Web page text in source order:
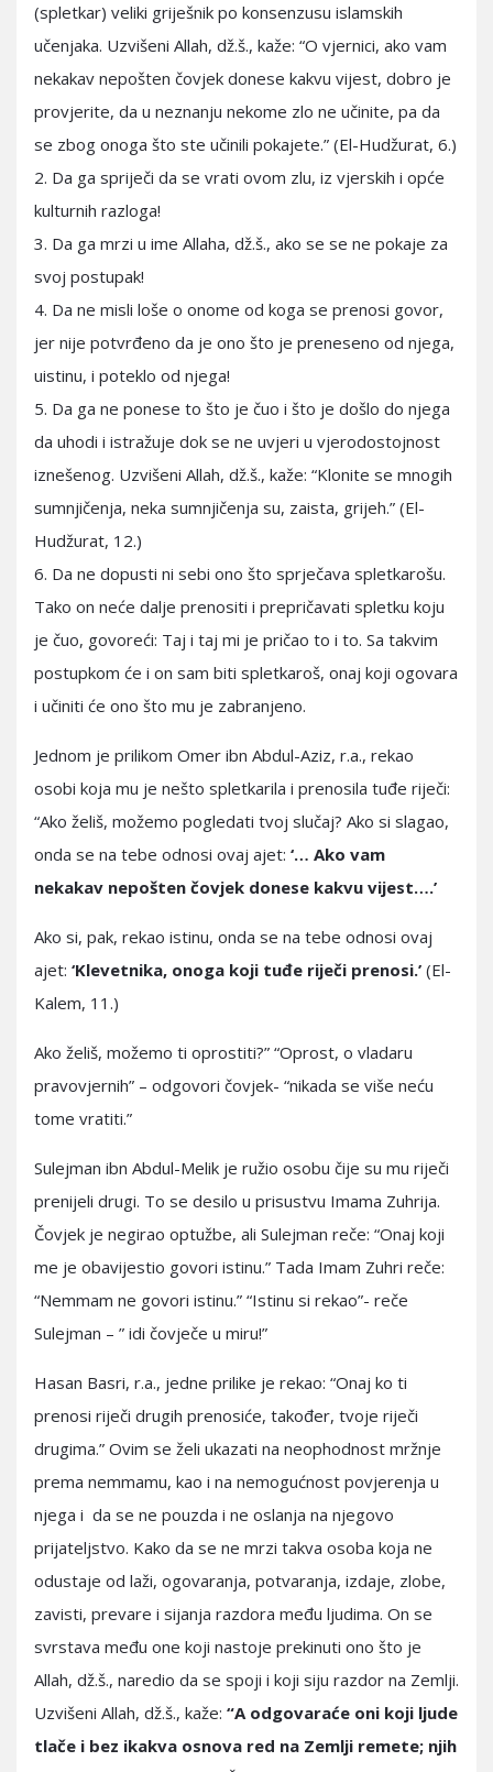
(spletkar) veliki griješnik po konsenzusu islamskih
učenjaka. Uzvišeni Allah, dž.š., kaže: “O vjernici, ako vam
nekakav nepošten čovjek donese kakvu vijest, dobro je
provjerite, da u neznanju nekome zlo ne učinite, pa da
se zbog onoga što ste učinili pokajete.” (El-Hudžurat, 6.)
2. Da ga spriječi da se vrati ovom zlu, iz vjerskih i opće
kulturnih razloga!
3. Da ga mrzi u ime Allaha, dž.š., ako se se ne pokaje za
svoj postupak!
4. Da ne misli loše o onome od koga se prenosi govor,
jer nije potvrđeno da je ono što je preneseno od njega,
uistinu, i poteklo od njega!
5. Da ga ne ponese to što je čuo i što je došlo do njega
da uhodi i istražuje dok se ne uvjeri u vjerodostojnost
iznešenog. Uzvišeni Allah, dž.š., kaže: “Klonite se mnogih
sumnjičenja, neka sumnjičenja su, zaista, grijeh.” (El-
Hudžurat, 12.)
6. Da ne dopusti ni sebi ono što sprječava spletkarošu.
Tako on neće dalje prenositi i prepričavati spletku koju
je čuo, govoreći: Taj i taj mi je pričao to i to. Sa takvim
postupkom će i on sam biti spletkaroš, onaj koji ogovara
i učiniti će ono što mu je zabranjeno.
Jednom je prilikom Omer ibn Abdul-Aziz, r.a., rekao
osobi koja mu je nešto spletkarila i prenosila tuđe riječi:
“Ako želiš, možemo pogledati tvoj slučaj? Ako si slagao,
onda se na tebe odnosi ovaj ajet: ‘… Ako vam
nekakav nepošten čovjek donese kakvu vijest….’
Ako si, pak, rekao istinu, onda se na tebe odnosi ovaj
ajet: ‘Klevetnika, onoga koji tuđe riječi prenosi.’ (El-
Kalem, 11.)
Ako želiš, možemo ti oprostiti?” “Oprost, o vladaru
pravovjernih” – odgovori čovjek- “nikada se više neću
tome vratiti.”
Sulejman ibn Abdul-Melik je ružio osobu čije su mu riječi
prenijeli drugi. To se desilo u prisustvu Imama Zuhrija.
Čovjek je negirao optužbe, ali Sulejman reče: “Onaj koji
me je obavijestio govori istinu.” Tada Imam Zuhri reče:
“Nemmam ne govori istinu.” “Istinu si rekao”- reče
Sulejman – ” idi čovječe u miru!”
Hasan Basri, r.a., jedne prilike je rekao: “Onaj ko ti
prenosi riječi drugih prenosiće, također, tvoje riječi
drugima.” Ovim se želi ukazati na neophodnost mržnje
prema nemmamu, kao i na nemogućnost povjerenja u
njega i da se ne pouzda i ne oslanja na njegovo
prijateljstvo. Kako da se ne mrzi takva osoba koja ne
odustaje od laži, ogovaranja, potvaranja, izdaje, zlobe,
zavisti, prevare i sijanja razdora među ljudima. On se
svrstava među one koji nastoje prekinuti ono što je
Allah, dž.š., naredio da se spoji i koji siju razdor na Zemlji.
Uzvišeni Allah, dž.š., kaže: “A odgovaraće oni koji ljude
tlače i bez ikakva osnova red na Zemlji remete; njih